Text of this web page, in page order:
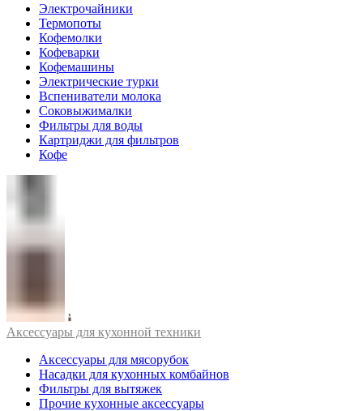
Электрочайники
Термопоты
Кофемолки
Кофеварки
Кофемашины
Электрические турки
Вспениватели молока
Соковыжималки
Фильтры для воды
Картриджи для фильтров
Кофе
Аксессуары для кухонной техники
Аксессуары для мясорубок
Насадки для кухонных комбайнов
Фильтры для вытяжек
Прочие кухонные аксессуары